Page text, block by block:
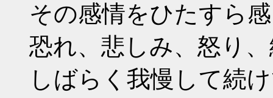
その感情をひたすら
恐れ、悲しみ、怒り
しばらく我慢して続